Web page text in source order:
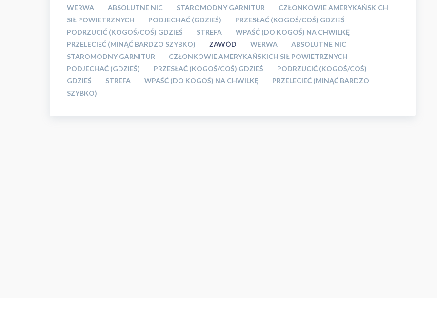
WERWA
ABSOLUTNE NIC STAROMODNY GARNITUR
CZŁONKOWIE AMERYKAŃSKICH
SIŁ POWIETRZNYCH
PODJECHAĆ (GDZIEŚ)
PRZESŁAĆ (KOGOŚ/COŚ) GDZIEŚ
PODRZUCIĆ (KOGOŚ/COŚ) GDZIEŚ
STREFA
WPAŚĆ (DO KOGOŚ) NA CHWILKĘ
PRZELECIEĆ (MINĄĆ BARDZO SZYBKO)
ZAWÓD WERWA
ABSOLUTNE NIC
STAROMODNY GARNITUR
CZŁONKOWIE AMERYKAŃSKICH SIŁ POWIETRZNYCH
PODJECHAĆ (GDZIEŚ)
PRZESŁAĆ (KOGOŚ/COŚ) GDZIEŚ
PODRZUCIĆ (KOGOŚ/COŚ)
GDZIEŚ
STREFA WPAŚĆ (DO KOGOŚ) NA CHWILKĘ
PRZELECIEĆ (MINĄĆ BARDZO
SZYBKO)